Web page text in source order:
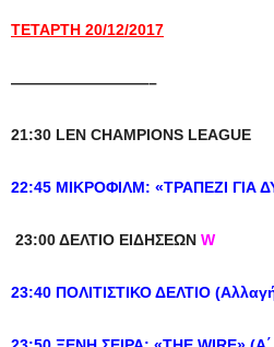
ΤΕΤΑΡΤΗ 20/12/2017
—————————–
21:30 LEN CHAMPIONS LEAGUE
22:45 ΜΙΚΡΟΦΙΛΜ: «ΤΡΑΠΕΖΙ ΓΙΑ
23:00 ΔΕΛΤΙΟ ΕΙΔΗΣΕΩΝ W
23:40 ΠΟΛΙΤΙΣΤΙΚΟ ΔΕΛΤΙΟ